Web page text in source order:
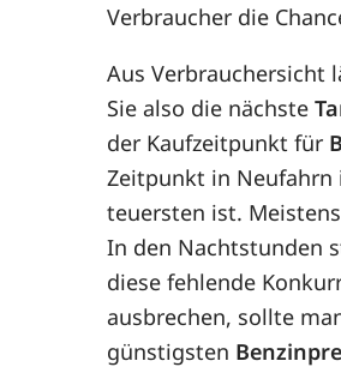
Verbraucher die
Aus Verbrauchersicht
Sie also die nächste
der Kaufzeitpunkt für
Zeitpunkt in
teuersten ist.
In den Nachtstunden
diese fehlende
ausbrechen, sollte
günstigsten